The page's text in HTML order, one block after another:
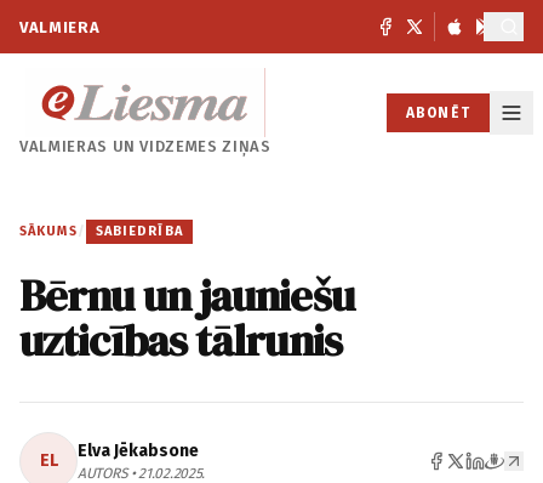
VALMIERA
VALMIERAS UNVIDZEMES ZIŅAS
ABONĒT
SĀKUMS / SABIEDRĪBA
Bērnu un jauniešu
uzticības tālrunis
EL Elva Jēkabsone
AUTORS • 21.02.2025.